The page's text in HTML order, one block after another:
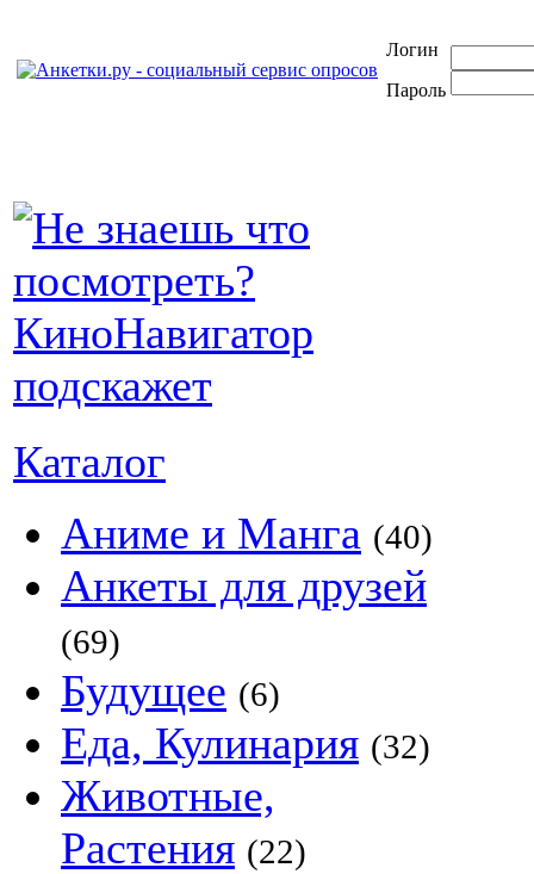
Логин
Пароль
Каталог
Аниме и Манга (40)
Анкеты для друзей
(69)
Будущее (6)
Еда, Кулинария (32)
Животные,
Растения (22)